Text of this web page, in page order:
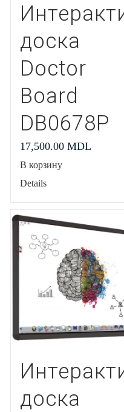
доска
Doctor
Board
DB0678P
17,500.00 MDL
В корзину
Details
доска